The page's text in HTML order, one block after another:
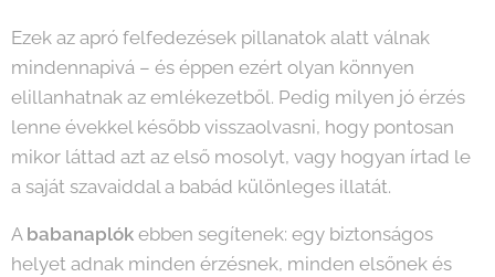
Ezek az apró felfedezések pillanatok alatt válnak
mindennapivá – és éppen ezért olyan könnyen
elillanhatnak az emlékezetből. Pedig milyen jó érzés
lenne évekkel később visszaolvasni, hogy pontosan
mikor láttad azt az első mosolyt, vagy hogyan írtad le
a saját szavaiddal a babád különleges illatát.
A babanaplók ebben segítenek: egy biztonságos
helyet adnak minden érzésnek, minden elsőnek és